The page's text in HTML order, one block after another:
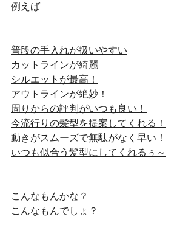
例えば
普段の手入れが扱いやすい
カットラインが綺麗
シルエットが最高！
アウトラインが絶妙！
周りからの評判がいつも良い！
今流行りの髪型を提案してくれる！
動きがスムーズで無駄がなく早い！
いつも似合う髪型にしてくれるぅ～
こんなもんかな？
こんなもんでしょ？